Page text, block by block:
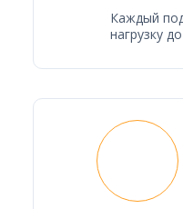
Каждый
нагрузку